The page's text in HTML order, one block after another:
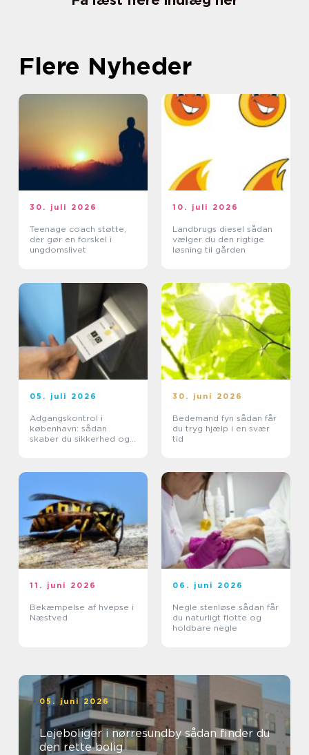
Flere Nyheder
30. juli 2026
Teenage coach støtte,
der gør en forskel i
ungdomslivet
10. juli 2026
Landbrugs diesel sådan
vælger du den rigtige
løsning til gården
05. juli 2026
Adgangskontrol i
københavn: sådan
skaber du sikkerhed og
30. juni 2026
Bedemand fyn sådan får
du tryg hjælp i en svær
tid
11. juni 2026
Bekæmpelse af hvepse i
Næstved
06. juni 2026
Negle stenløse sådan får
du naturligt flotte og
holdbare negle
05. juni 2026
Lejeboliger i nørresundby sådan finder du
den rette bolig